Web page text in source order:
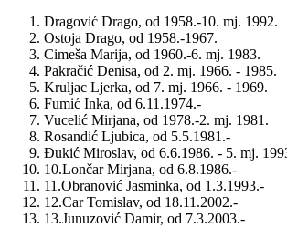
Dragović Drago, od 1958.-10. mj. 1992.
Ostoja Drago, od 1958.-1967.
Cimeša Marija, od 1960.-6. mj. 1983.
Pakračić Denisa, od 2. mj. 1966. - 1985.
Kruljac Ljerka, od 7. mj. 1966. - 1969.
Fumić Inka, od 6.11.1974.-
Vucelić Mirjana, od 1978.-2. mj. 1981.
Rosandić Ljubica, od 5.5.1981.-
Ðukić Miroslav, od 6.6.1986. - 5. mj.
10.Lončar Mirjana, od 6.8.1986.-
11.Obranović Jasminka, od 1.3.1993.-
12.Car Tomislav, od 18.11.2002.-
13.Junuzović Damir, od 7.3.2003.-